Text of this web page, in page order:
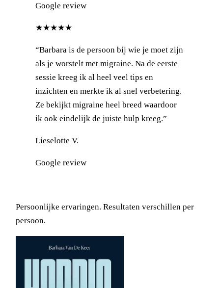
Google review
★★★★★
“Barbara is de persoon bij wie je moet zijn
als je worstelt met migraine. Na de eerste
sessie kreeg ik al heel veel tips en
inzichten en merkte ik al snel verbetering.
Ze bekijkt migraine heel breed waardoor
ik ook eindelijk de juiste hulp kreeg.”
Lieselotte V.
Google review
Persoonlijke ervaringen. Resultaten verschillen per
persoon.